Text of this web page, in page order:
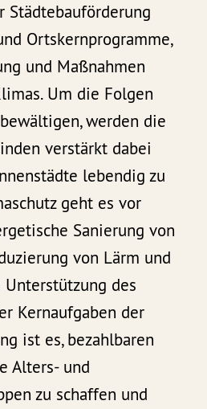
Städtebauförderung
Ortskernprogramme,
und Maßnahmen
Um die Folgen
werden die
verstärkt dabei
lebendig zu
geht es vor
Sanierung von
von Lärm und
des
Kernaufgaben der
ist es, bezahlbaren
Alters- und
zu schaffen und